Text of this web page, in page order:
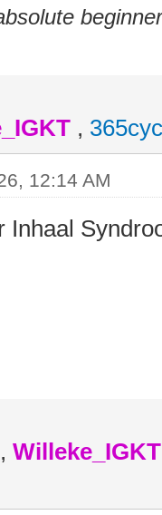
,
12:14 AM
Inhaal
, Willeke_IGKT